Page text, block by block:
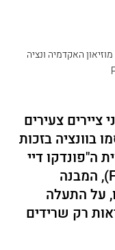
עזיבת השגרירים, 1500 לערך, מוזיאון האקדמיה ונציה
ציירים צעירים
בוונציה בזכות
ה"פונדקו דיי
טדסקי" (Fondaco dei Tedeschi), המבנה
על התעלה
רק שרידים